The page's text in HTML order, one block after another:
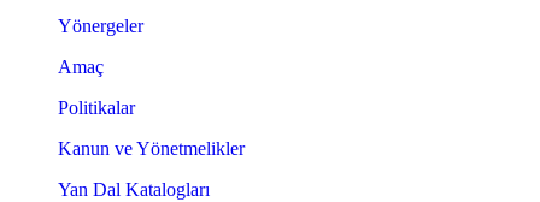
Yönergeler
Amaç
Politikalar
Kanun ve Yönetmelikler
Yan Dal Katalogları